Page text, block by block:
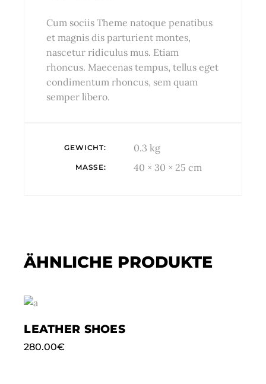
Cum sociis Theme natoque penatibus
et magnis dis parturient montes,
nascetur ridiculus mus. Etiam
rhoncus. Maecenas tempus, tellus eget
condimentum rhoncus, sem quam
semper libero.
GEWICHT 0.3 kg
MASSE 40 × 30 × 25 cm
ÄHNLICHE PRODUKTE
LEATHER SHOES
280.00€